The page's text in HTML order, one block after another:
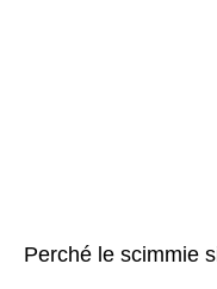
Perché le scimmie